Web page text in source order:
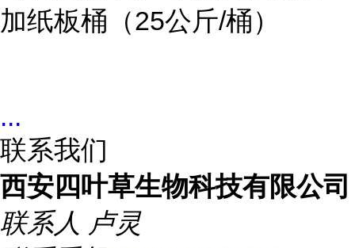
加纸板桶（25公斤/桶）
...
联系我们
西安四叶草生物科技有限公司
联系人 卢灵